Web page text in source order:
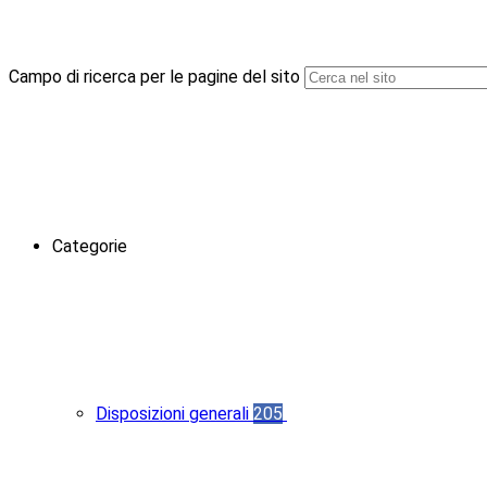
Campo di ricerca per le pagine del sito
Categorie
Disposizioni generali 205